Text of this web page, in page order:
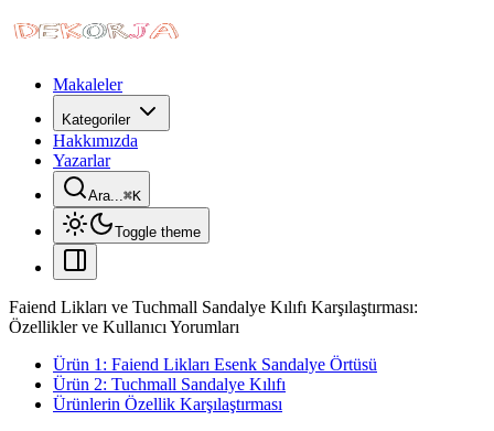
Makaleler
Kategoriler
Hakkımızda
Yazarlar
Ara...⌘K
Toggle theme
Faiend Likları ve Tuchmall Sandalye Kılıfı Karşılaştırması:
Özellikler ve Kullanıcı Yorumları
Ürün 1: Faiend Likları Esenk Sandalye Örtüsü
Ürün 2: Tuchmall Sandalye Kılıfı
Ürünlerin Özellik Karşılaştırması